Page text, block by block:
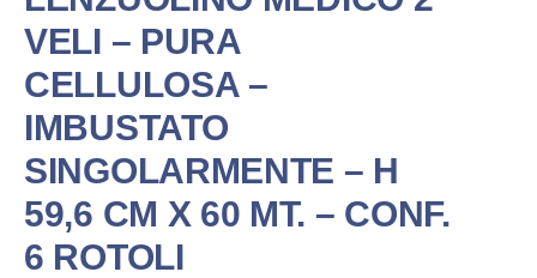
VELI – PURA
CELLULOSA –
IMBUSTATO
SINGOLARMENTE – H
59,6 CM X 60 MT. – CONF.
6 ROTOLI